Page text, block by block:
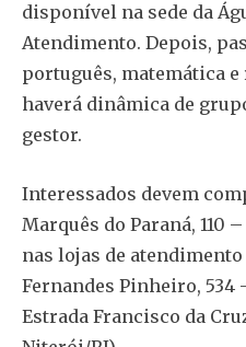
disponível na sede da
Atendimento. Depois,
português, matemática e
haverá dinâmica de
gestor.
Interessados devem
Marquês do Paraná, 110
nas lojas de
Fernandes Pinheiro, 534
Estrada Francisco da